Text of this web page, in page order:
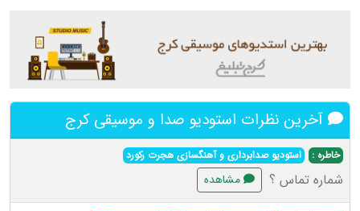
آخرین نظرات استودیو صدا و موسیقی کرج
خاطره : استودیو صدابرداری و آهنگسازی هجرت رکورد
شماره تماس ؟ مشاهده